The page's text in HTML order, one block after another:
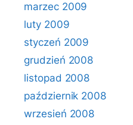
marzec 2009
luty 2009
styczeń 2009
grudzień 2008
listopad 2008
październik 2008
wrzesień 2008